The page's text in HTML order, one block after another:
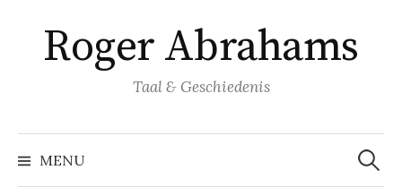
inhoud
springen
Roger Abrahams
Taal & Geschiedenis
MENU
Zoeken
naar: